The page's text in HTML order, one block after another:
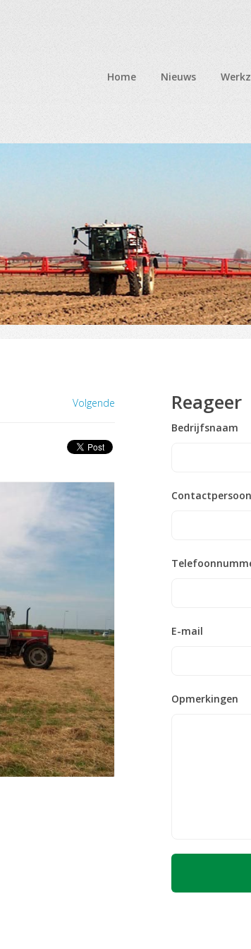
Home Nieuws
Volgende Reageer
Bedrijfsnaam
E-mail
Opmerkingen